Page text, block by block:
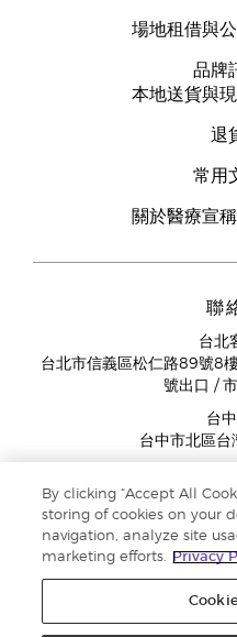
場地租借與
品牌
本地送貨與
退
常用
關於醫療宣
聯
台北
台北市信義區松仁路89號8
號出口 /
台
台中市北區
(例假日與
By clicking “Accept All
storing of cookies on your
navigation, analyze site
marketing efforts.
Privacy